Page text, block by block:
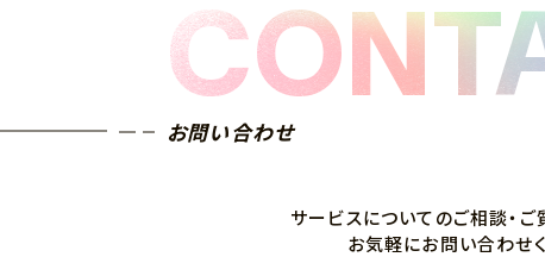
お問い合わせ
サービスについてのご相談・
お気軽にお問い合わせく